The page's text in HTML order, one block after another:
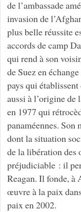
de l’ambassade
invasion de
plus belle réussite
accords de camp
qui rend à son
de Suez en
pays qui
aussi à l’origine de
en 1977 qui
panaméennes. Son
dont la situation
de la libération des
préjudiciable : il
Reagan. Il fonde, à
œuvre à la paix
paix en 2002.